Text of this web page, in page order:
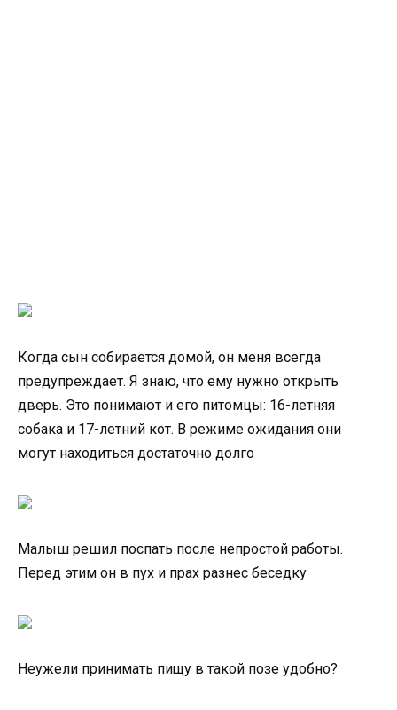
Когда сын собирается домой, он меня всегда
предупреждает. Я знаю, что ему нужно открыть
дверь. Это понимают и его питомцы: 16-летняя
собака и 17-летний кот. В режиме ожидания они
могут находиться достаточно долго
Малыш решил поспать после непростой работы.
Перед этим он в пух и прах разнес беседку
Неужели принимать пищу в такой позе удобно?